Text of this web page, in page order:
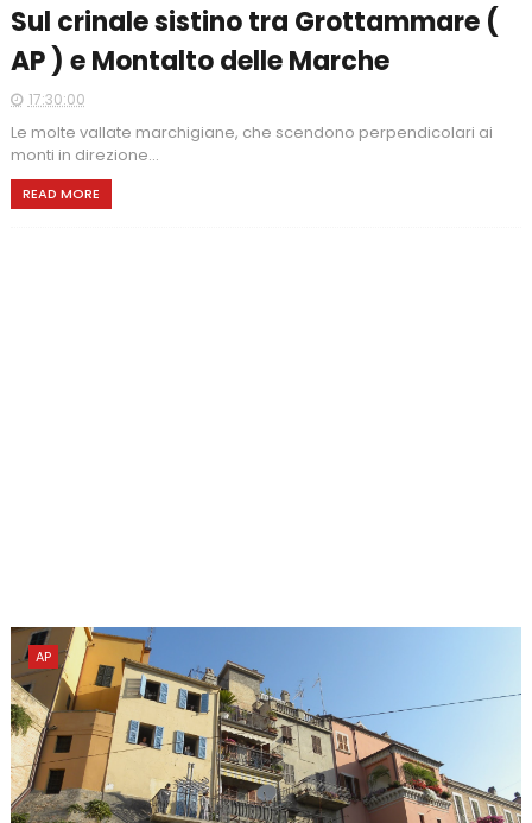
Sul crinale sistino tra Grottammare (
AP ) e Montalto delle Marche
17:30:00
Le molte vallate marchigiane, che scendono perpendicolari ai
monti in direzione...
READ MORE
AP